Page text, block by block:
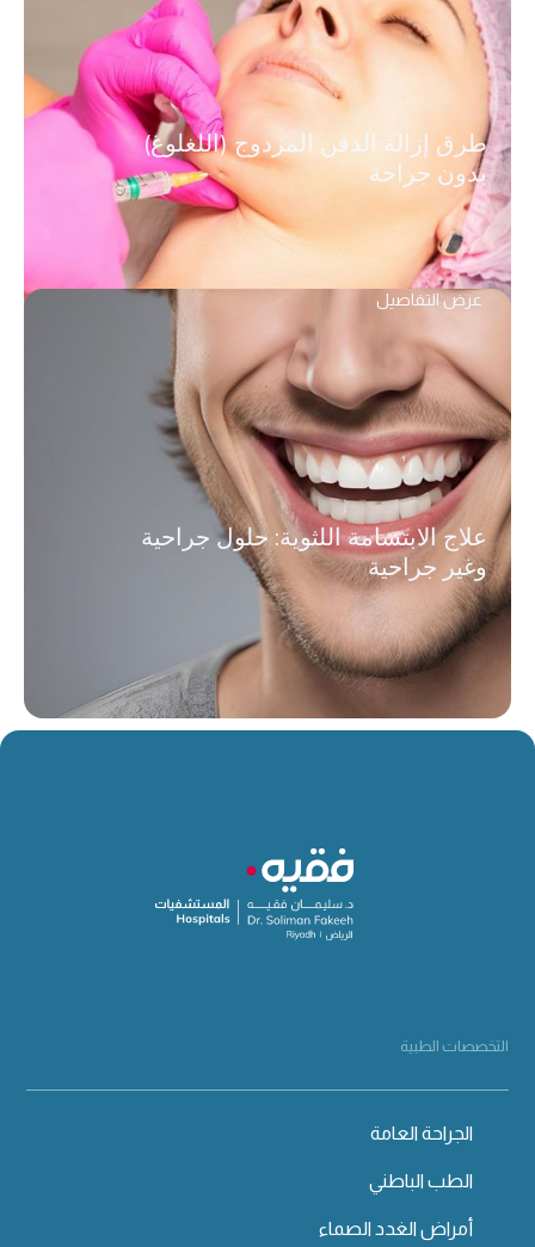
طرق إزالة الذقن المزدوج (اللغلوغ)
بدون جراحة
علاج الابتسامة اللثوية: حلول جراحية
وغير جراحية
عرض التفاصيل
التخصصات الطبية
الجراحة العامة
الطب الباطني
أمراض الغدد الصماء